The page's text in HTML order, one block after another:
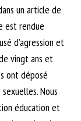
un article de
est rendue
d’agression et
vingt ans et
ont déposé
Nous
éducation et